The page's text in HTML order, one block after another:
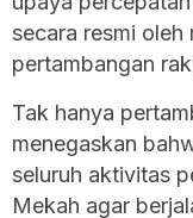
secara resmi oleh
pertambangan
Tak hanya
menegaskan
seluruh aktivitas
Mekah agar